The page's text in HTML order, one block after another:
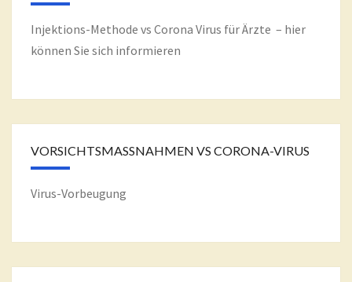
Injektions-Methode vs Corona Virus für Ärzte – hier
können Sie sich informieren
VORSICHTSMASSNAHMEN VS CORONA-VIRUS
Virus-Vorbeugung